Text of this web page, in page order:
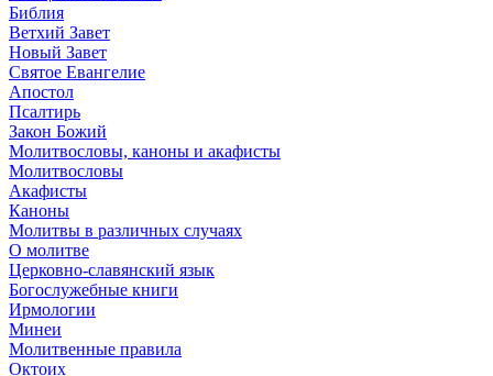
Библия
Ветхий Завет
Новый Завет
Святое Евангелие
Апостол
Псалтирь
Закон Божий
Молитвословы, каноны и акафисты
Молитвословы
Акафисты
Каноны
Молитвы в различных случаях
О молитве
Церковно-славянский язык
Богослужебные книги
Ирмологии
Минеи
Молитвенные правила
Октоих